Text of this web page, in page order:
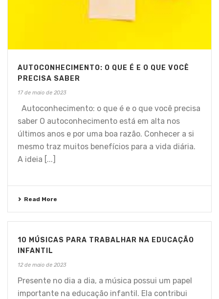
AUTOCONHECIMENTO: O QUE É E O QUE VOCÊ
PRECISA SABER
17 de maio de 2023
Autoconhecimento: o que é e o que você precisa
saber O autoconhecimento está em alta nos
últimos anos e por uma boa razão. Conhecer a si
mesmo traz muitos benefícios para a vida diária.
A ideia [...]
Read More
10 MÚSICAS PARA TRABALHAR NA EDUCAÇÃO
INFANTIL
12 de maio de 2023
Presente no dia a dia, a música possui um papel
importante na educação infantil. Ela contribui